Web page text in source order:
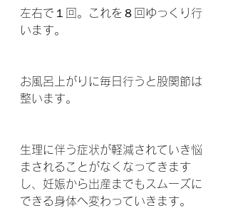
左右で１回。これを８回ゆっくり行
います。
お風呂上がりに毎日行うと股関節は
整います。
生理に伴う症状が軽減されていき悩
まされることがなくなってきます
し、妊娠から出産までもスムーズに
できる身体へ変わっていきます。